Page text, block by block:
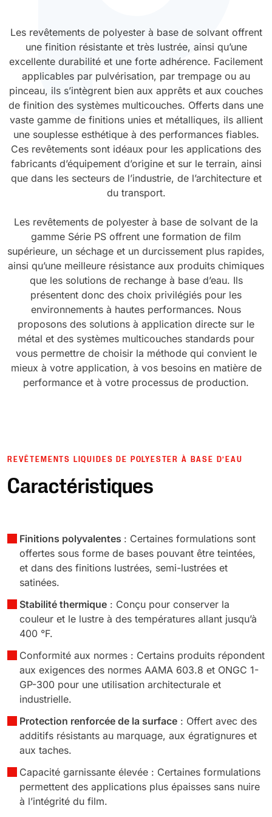
Polyessence
Oxysac
Les revêtements de polyester à base de solvant offrent
une finition résistante et très lustrée, ainsi qu’une
excellente durabilité et une forte adhérence. Facilement
applicables par pulvérisation, par trempage ou au
pinceau, ils s’intègrent bien aux apprêts et aux couches
de finition des systèmes multicouches. Offerts dans une
vaste gamme de finitions unies et métalliques, ils allient
une souplesse esthétique à des performances fiables.
Ces revêtements sont idéaux pour les applications des
fabricants d’équipement d’origine et sur le terrain, ainsi
que dans les secteurs de l’industrie, de l’architecture et
du transport.
Les revêtements de polyester à base de solvant de la
gamme Série PS offrent une formation de film
supérieure, un séchage et un durcissement plus rapides,
ainsi qu’une meilleure résistance aux produits chimiques
que les solutions de rechange à base d’eau. Ils
présentent donc des choix privilégiés pour les
environnements à hautes performances. Nous
proposons des solutions à application directe sur le
métal et des systèmes multicouches standards pour
vous permettre de choisir la méthode qui convient le
mieux à votre application, à vos besoins en matière de
performance et à votre processus de production.
REVÊTEMENTS LIQUIDES DE POLYESTER À BASE D’EAU
Caractéristiques
Finitions polyvalentes : Certaines formulations sont
offertes sous forme de bases pouvant être teintées,
et dans des finitions lustrées, semi-lustrées et
satinées.
Stabilité thermique : Conçu pour conserver la
couleur et le lustre à des températures allant jusqu’à
400 °F.
Conformité aux normes : Certains produits répondent
aux exigences des normes AAMA 603.8 et ONGC 1-
GP-300 pour une utilisation architecturale et
industrielle.
Protection renforcée de la surface : Offert avec des
additifs résistants au marquage, aux égratignures et
aux taches.
Capacité garnissante élevée : Certaines formulations
permettent des applications plus épaisses sans nuire
à l’intégrité du film.